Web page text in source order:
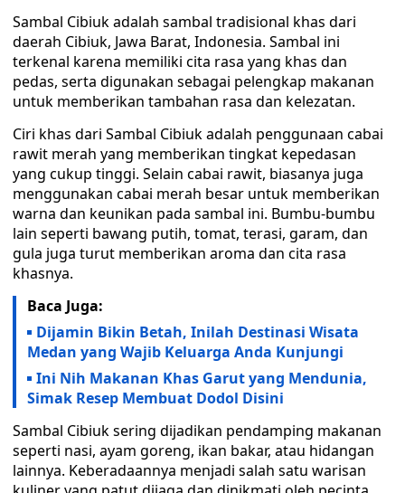
Sambal Cibiuk adalah sambal tradisional khas dari
daerah Cibiuk, Jawa Barat, Indonesia. Sambal ini
terkenal karena memiliki cita rasa yang khas dan
pedas, serta digunakan sebagai pelengkap makanan
untuk memberikan tambahan rasa dan kelezatan.
Ciri khas dari Sambal Cibiuk adalah penggunaan cabai
rawit merah yang memberikan tingkat kepedasan
yang cukup tinggi. Selain cabai rawit, biasanya juga
menggunakan cabai merah besar untuk memberikan
warna dan keunikan pada sambal ini. Bumbu-bumbu
lain seperti bawang putih, tomat, terasi, garam, dan
gula juga turut memberikan aroma dan cita rasa
khasnya.
Baca Juga:
Dijamin Bikin Betah, Inilah Destinasi Wisata
Medan yang Wajib Keluarga Anda Kunjungi
Ini Nih Makanan Khas Garut yang Mendunia,
Simak Resep Membuat Dodol Disini
Sambal Cibiuk sering dijadikan pendamping makanan
seperti nasi, ayam goreng, ikan bakar, atau hidangan
lainnya. Keberadaannya menjadi salah satu warisan